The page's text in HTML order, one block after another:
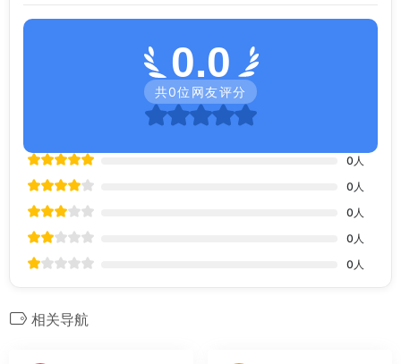
0.0
共0位网友评分
0 人
0 人
0 人
0 人
0 人
相关导航